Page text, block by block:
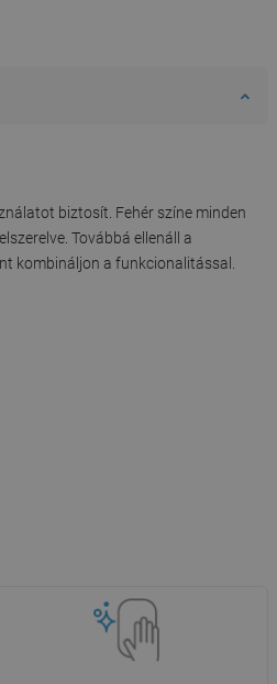
biztosít. Fehér színe minden
Továbbá ellenáll a
kombináljon a funkcionalitással.